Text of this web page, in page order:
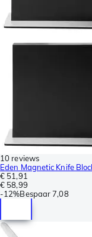
10 reviews
Eden Magnetic Knife
€ 51,91
€ 58,99
-12%Bespaar 7,08